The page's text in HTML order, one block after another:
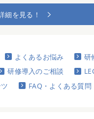
細を見る！
よくあるお悩み 研
研修導入のご相談
FAQ・よくある質問